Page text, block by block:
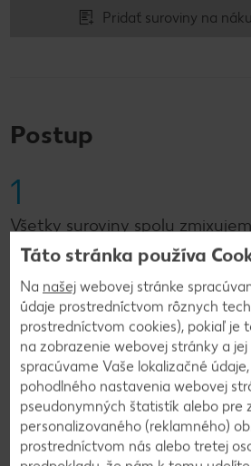
Pridať suroviny na
Postup
1
Všetky suroviny spolu
vychladené.
Späť na prehľad
Táto stránka používa
Na našej webovej stránke
údaje prostredníctvom rôznych
prostredníctvom cookies), pokiaľ je
na zobrazenie webovej stránky a
spracúvame Vaše lokalizačné
pohodlného nastavenia webovej
pseudonymných štatistík alebo pre
personalizovaného (reklamného)
prostredníctvom nás alebo tretej